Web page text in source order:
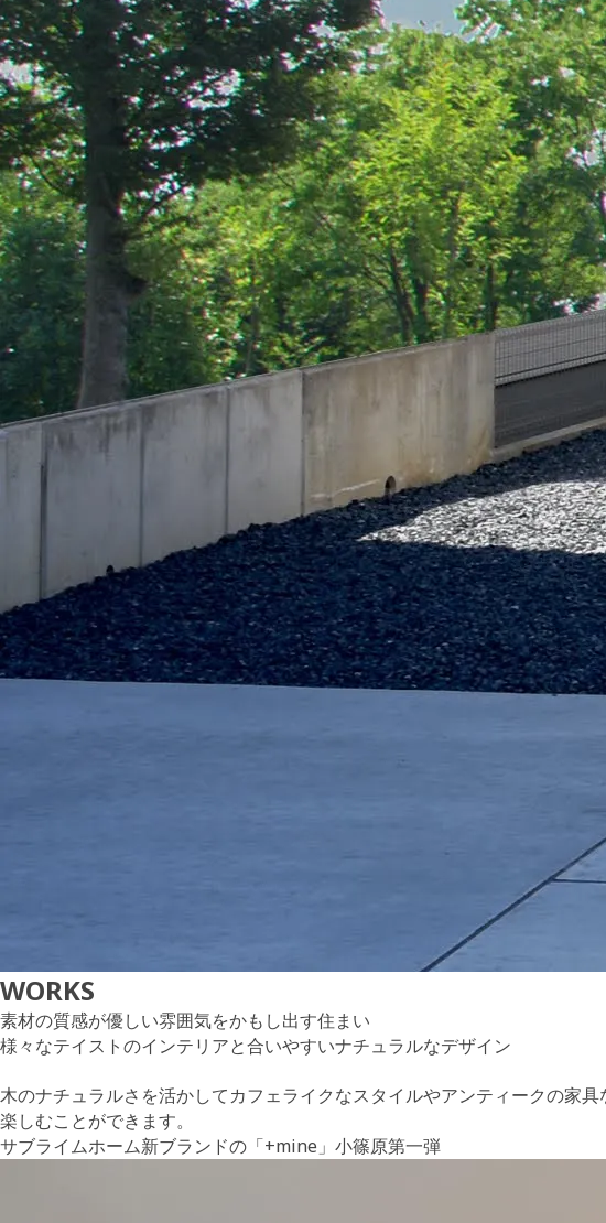
WORKS
素材の質感が優しい雰囲気をかもし出す住まい
様々なテイストのインテリアと合いやすいナチュラルなデザイン
木のナチュラルさを活かしてカフェライクなスタイルやアンティークの家
楽しむことができます。
サブライムホーム新ブランドの「+mine」小篠原第一弾